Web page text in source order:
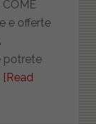
e offerte
potrete
[Read